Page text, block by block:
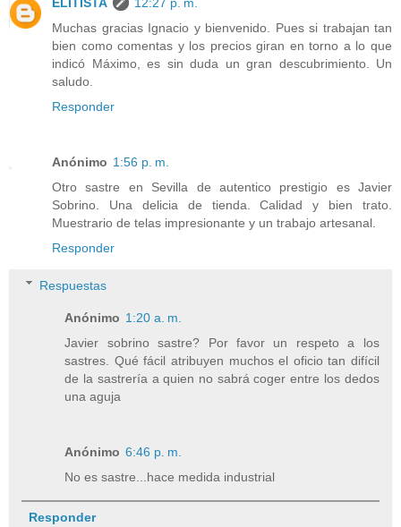
Muchas gracias Ignacio y bienvenido. Pues si trabajan tan
bien como comentas y los precios giran en torno a lo que
indicó Máximo, es sin duda un gran descubrimiento. Un
saludo.
Responder
Anónimo 1:56 p. m.
Otro sastre en Sevilla de autentico prestigio es Javier
Sobrino. Una delicia de tienda. Calidad y bien trato.
Muestrario de telas impresionante y un trabajo artesanal.
Responder
Respuestas
Anónimo 1:20 a. m.
Javier sobrino sastre? Por favor un respeto a los
sastres. Qué fácil atribuyen muchos el oficio tan difícil
de la sastrería a quien no sabrá coger entre los dedos
una aguja
Anónimo 6:46 p. m.
No es sastre...hace medida industrial
Responder